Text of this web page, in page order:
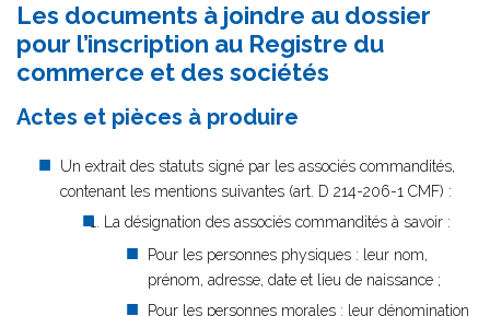
Les documents à joindre au dossier
pour l’inscription au Registre du
commerce et des sociétés
Actes et pièces à produire
Un extrait des statuts signé par les associés commandités,
contenant les mentions suivantes (art. D 214-206-1 CMF) :
La désignation des associés commandités à savoir :
Pour les personnes physiques : leur nom,
prénom, adresse, date et lieu de naissance ;
Pour les personnes morales : leur dénomination